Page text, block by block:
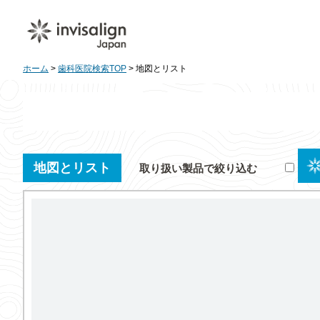
ホーム > 歯科医院検索TOP > 地図とリスト
地図とリスト 取り扱い製品で絞り込む